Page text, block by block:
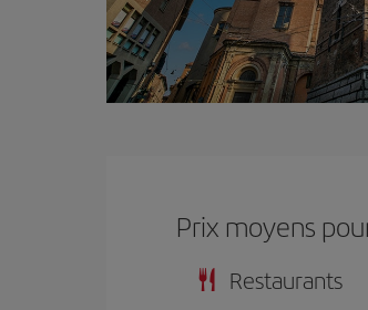
Prix ​​moyens
Restaurants